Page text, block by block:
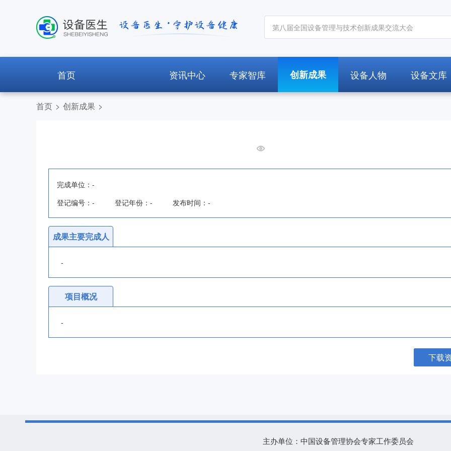
首页 资讯中心 专家智库 创新成果 设备人物 设备文库
首页 > 创新成果 >
完成单位： -
登记编号： - 登记年份： - 发布时间： -
成果主要完成人
-
项目概况
-
下载
主办单位：中国设备管理协会专家工作委员会